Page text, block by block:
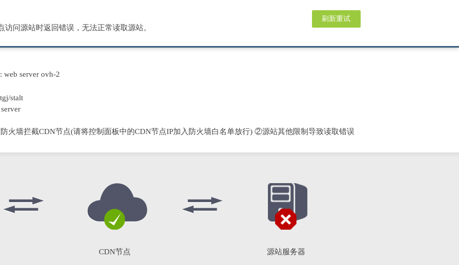
刷新重试
访问源站时返回错误，无法正常读取源站。
web server ovh-2
stalt
火墙拦截CDN节点(请将控制面板中的CDN节点IP加入防火墙白名单放行) ②源站其他限制导致读取错误
CDN节点 源站服务器